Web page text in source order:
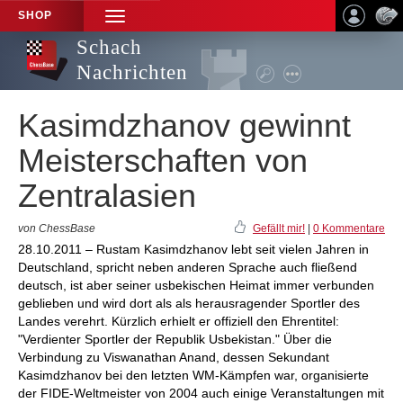
SHOP
TOGGLE
NAVIGATION
Schach
Nachrichten
Kasimdzhanov gewinnt
Meisterschaften von
Zentralasien
von ChessBase Gefällt mir! 0 Kommentare
28.10.2011 – Rustam Kasimdzhanov lebt seit vielen Jahren in
Deutschland, spricht neben anderen Sprache auch fließend
deutsch, ist aber seiner usbekischen Heimat immer verbunden
geblieben und wird dort als als herausragender Sportler des
Landes verehrt. Kürzlich erhielt er offiziell den Ehrentitel:
"Verdienter Sportler der Republik Usbekistan." Über die
Verbindung zu Viswanathan Anand, dessen Sekundant
Kasimdzhanov bei den letzten WM-Kämpfen war, organisierte
der FIDE-Weltmeister von 2004 auch einige Veranstaltungen mit